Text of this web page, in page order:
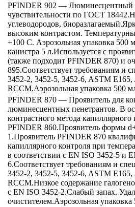
PFINDER 902 — Люминесцентный
чувствительности по ГОСТ
углеводородов,
высоким контрастом.
+100 C. Аэрозольная упаковка 500
канистра 5 л.Используется с
(также подходит PFINDER 870) и
895.Соответствует требованиям и
3452-2, 3452-5, 3452-6, ASTM
RCCM.Аэрозольная упаковка 500
PFINDER 870 — Проявитель для
люминесцентных пенетрантов. В
контрастного метода капиллярного
PFINDER 860.Проявитель формы
1.Проявитель PFINDER 870
капиллярного контроля при
в соответствии с EN ISO 3452-5 и
6.Соответствует требованиям и
3452-2, 3452-5, 3452-6, ASTM
RCCM.Низкое содержание
с EN ISO 3452-2.Слабый запах.
очистителем.Аэрозольная упаковка